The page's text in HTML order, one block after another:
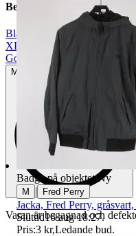
Beskrivning
Blå
XL
Gott använt skick
Mindre tecken på användning
Varan är begagnad och
Badge på objektet:Ny
M | Fred Perry
Jacka, Fred Perry,
Sluttid16 aug 18:27.
Pris:3 kr,Ledande bud.